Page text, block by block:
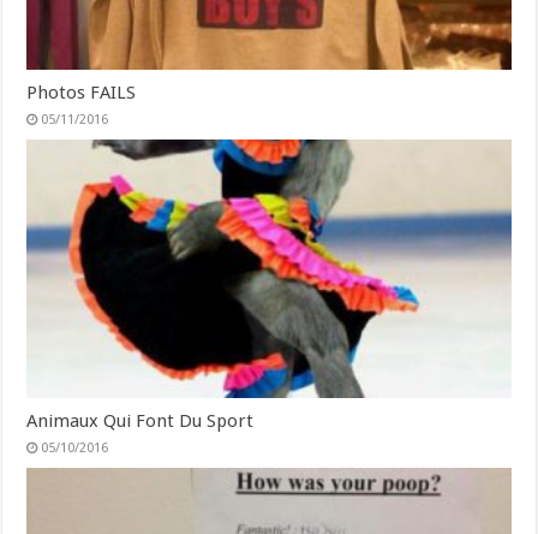
Photos FAILS
05/11/2016
Animaux Qui Font Du Sport
05/10/2016